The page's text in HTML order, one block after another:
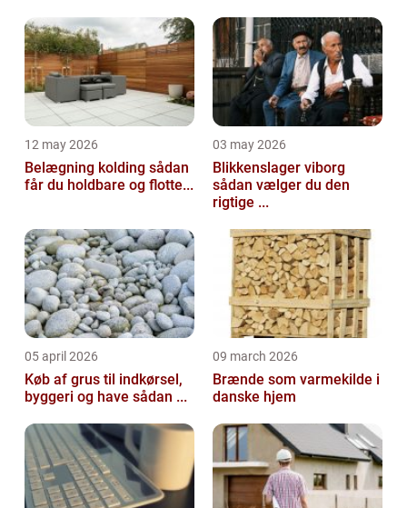
12 may 2026
Belægning kolding sådan
får du holdbare og flotte...
03 may 2026
Blikkenslager viborg
sådan vælger du den
rigtige ...
05 april 2026
Køb af grus til indkørsel,
byggeri og have sådan ...
09 march 2026
Brænde som varmekilde i
danske hjem